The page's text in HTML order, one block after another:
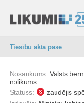
Tiesību akta pase
Nosaukums: Valsts
nolikums
Statuss:
zaudējis